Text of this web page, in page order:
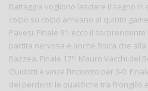
Battaggia vogliono lasciare il segno
colpo su colpo arrivano al quinto
Pavesi. Finale 9°: ecco il
partita nervosa e anche fisica che
Bazzea. Finale 17°: Mauro Vacchi del
Guidotti e vince l’incontro per 3-0.
dei perdenti le qualifiche tra Frongillo